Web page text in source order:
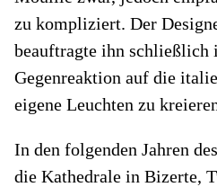
zu kompliziert. Der
beauftragte ihn schließlich
Gegenreaktion auf die
eigene Leuchten zu
In den folgenden Jahren
die Kathedrale in Bizerte,